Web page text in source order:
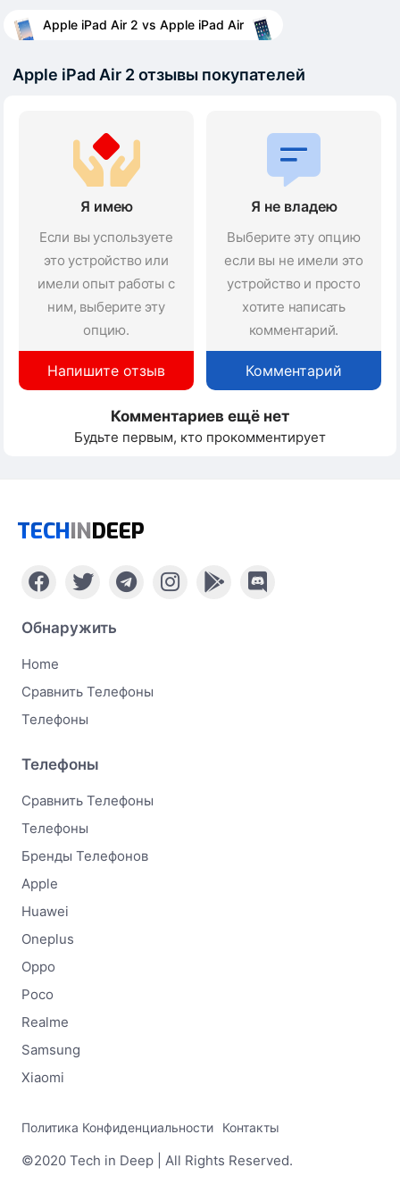
Apple iPad Air 2 vs Apple iPad Air
Apple iPad Air 2 отзывы покупателей
Я имею
Если вы успользуете
это устройство или
имели опыт работы с
ним, выберите эту
опцию.
Напишите отзыв
Я не владею
Выберите эту опцию
если вы не имели это
устройство и просто
хотите написать
комментарий.
Комментарий
Комментариев ещё нет
Будьте первым, кто прокомментирует
TECHINDEEP
Обнаружить
Home
Сравнить Телефоны
Телефоны
Телефоны
Сравнить Телефоны
Телефоны
Бренды Телефонов
Apple
Huawei
Oneplus
Oppo
Poco
Realme
Samsung
Xiaomi
Политика Конфиденциальности Контакты
©2020 Tech in Deep | All Rights Reserved.